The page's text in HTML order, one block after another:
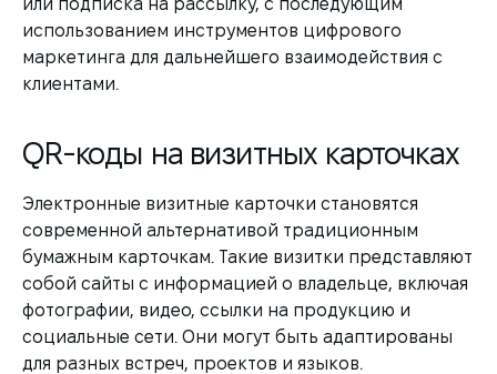
или подписка на рассылку, с последующим
использованием инструментов цифрового
маркетинга для дальнейшего взаимодействия с
клиентами.
QR-коды на визитных карточках
Электронные визитные карточки становятся
современной альтернативой традиционным
бумажным карточкам. Такие визитки представляют
собой сайты с информацией о владельце, включая
фотографии, видео, ссылки на продукцию и
социальные сети. Они могут быть адаптированы
для разных встреч, проектов и языков.